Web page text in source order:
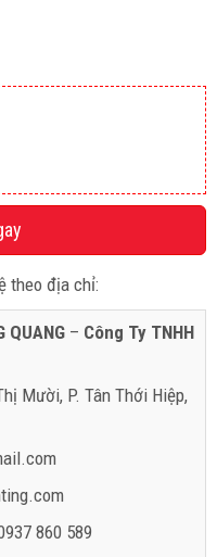
theo địa chỉ:
QUANG – Công Ty TNHH
Mười, P. Tân Thới Hiệp,
860 589